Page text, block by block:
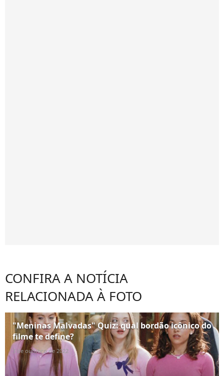
CONFIRA A NOTÍCIA
RELACIONADA À FOTO
"Meninas Malvadas" Quiz: qual bordão icônico do
filme te define?
3 de outubro de 2022